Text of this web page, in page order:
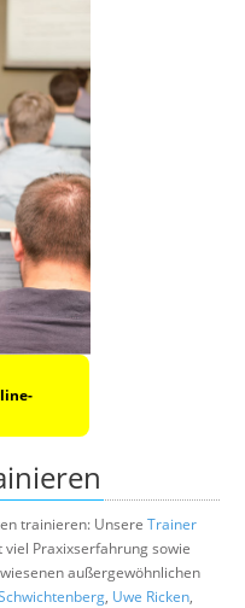
trainieren: Unsere Trainer
Praxixserfahrung sowie
außergewöhnlichen
, Uwe Ricken,